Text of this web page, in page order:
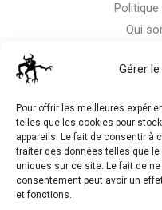
Gérer
Pour offrir les meilleures
telles que les cookies pour
appareils. Le fait de consentir à
traiter des données telles que
uniques sur ce site. Le fait de
consentement peut avoir un
et fonctions.
Qui
La RC n'est pas notre